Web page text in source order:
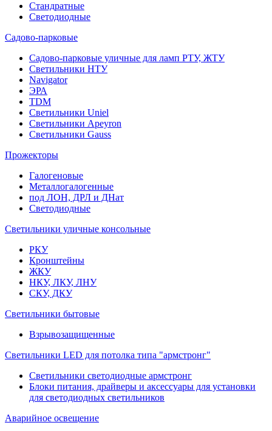
Стандратные
Светодиодные
Садово-парковые
Садово-парковые уличные для ламп РТУ, ЖТУ
Светильники НТУ
Navigator
ЭРА
TDM
Светильники Uniel
Светильники Apeyron
Светильники Gauss
Прожекторы
Галогеновые
Металлогалогенные
под ЛОН, ДРЛ и ДНат
Светодиодные
Светильники уличные консольные
РКУ
Кронштейны
ЖКУ
НКУ, ЛКУ, ЛНУ
СКУ, ДКУ
Светильники бытовые
Взрывозащищенные
Светильники LED для потолка типа "армстронг"
Светильники светодиодные армстронг
Блоки питания, драйверы и аксессуары для установки
для светодиодных светильников
Аварийное освещение